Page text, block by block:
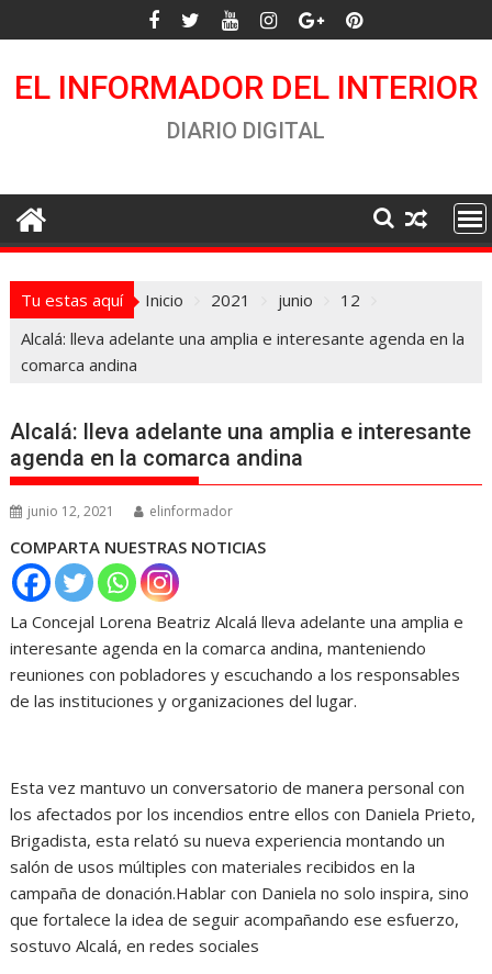
al
EL INFORMADOR DEL INTERIOR
DIARIO DIGITAL
Tu estas aquí Inicio 2021 junio
12
Alcalá: lleva adelante una amplia e interesante agenda en la
comarca andina
Alcalá: lleva adelante una amplia e interesante
agenda en la comarca andina
junio 12, 2021 elinformador
COMPARTA NUESTRAS NOTICIAS
La Concejal Lorena Beatriz Alcalá lleva adelante una amplia e
interesante agenda en la comarca andina, manteniendo
reuniones con pobladores y escuchando a los responsables
de las instituciones y organizaciones del lugar.
Esta vez mantuvo un conversatorio de manera personal con
los afectados por los incendios entre ellos con Daniela Prieto,
Brigadista, esta relató su nueva experiencia montando un
salón de usos múltiples con materiales recibidos en la
campaña de donación.Hablar con Daniela no solo inspira, sino
que fortalece la idea de seguir acompañando ese esfuerzo,
sostuvo Alcalá, en redes sociales